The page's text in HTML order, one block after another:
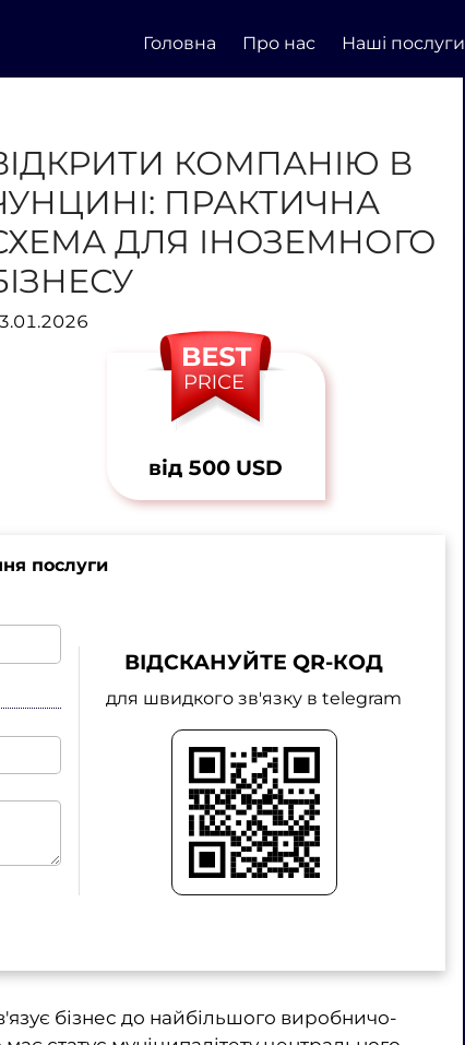
Головна Про нас Наші послуги
КОМПАНІЮ В
ПРАКТИЧНА
ДЛЯ ІНОЗЕМНОГО
від 500 USD
послуги
ВІДСКАНУЙТЕ QR-КОД
для швидкого зв'язку в telegram
бізнес до найбільшого виробничо-